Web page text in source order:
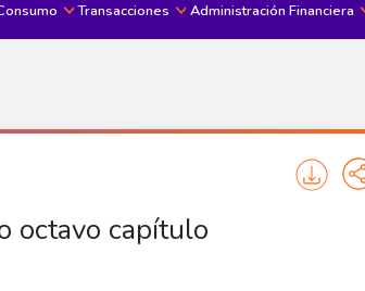
Menu principal
Transacciones Administración Financiera
octavo capítulo